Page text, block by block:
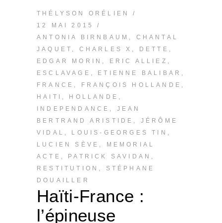
THÉLYSON ORÉLIEN
12 MAI 2015
ANTONIA BIRNBAUM , CHANTAL
JAQUET , CHARLES X , DETTE ,
EDGAR MORIN , ERIC ALLIEZ ,
ESCLAVAGE , ETIENNE BALIBAR ,
FRANCE , FRANÇOIS HOLLANDE ,
HAITI , HOLLANDE ,
INDEPENDANCE , JEAN
BERTRAND ARISTIDE , JÉRÔME
VIDAL , LOUIS-GEORGES TIN ,
LUCIEN SÈVE ,
MEMORIAL
ACTE , PATRICK SAVIDAN ,
RESTITUTION , STÉPHANE
DOUAILLER
Haïti-France :
l’épineuse